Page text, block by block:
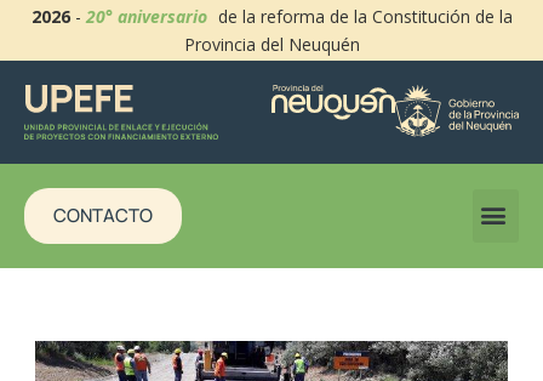
2026-20° aniversario de la reforma de la Constitución de la
Provincia del Neuquén
CONTACTO